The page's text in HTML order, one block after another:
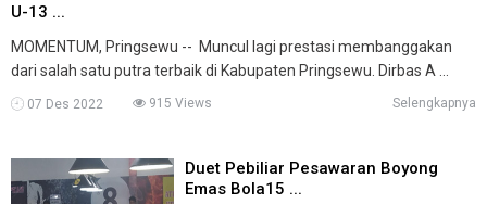
U-13 ...
MOMENTUM, Pringsewu -- Muncul lagi prestasi membanggakan
dari salah satu putra terbaik di Kabupaten Pringsewu. Dirbas A ...
07 Des 2022 915 Views Selengkapnya
Duet Pebiliar Pesawaran Boyong
Emas Bola15 ...